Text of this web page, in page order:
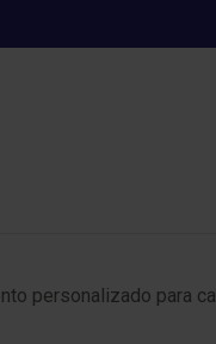
personalizado para